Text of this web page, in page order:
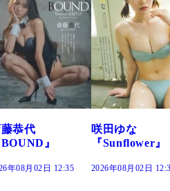
ゆな
Sunflower』
年08月02日 12:30
藤水咲桜『花
だまり』
2026年08月02日